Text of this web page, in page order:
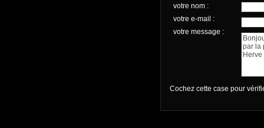
votre nom :
votre e-mail :
votre message :
Cochez cette case pour